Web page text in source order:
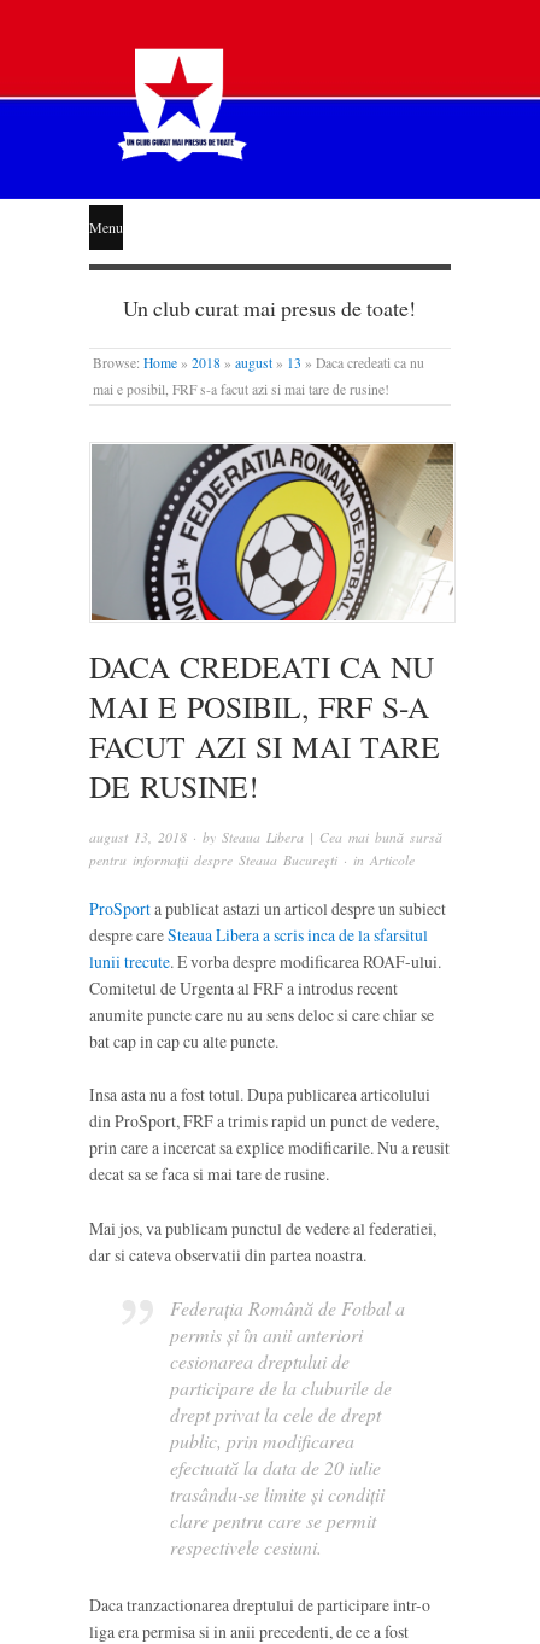
STEAUA
LIBERĂ
Menu
Un club curat mai presus de toate!
Browse: Home » 2018 » august » 13 » Daca credeati ca nu
mai e posibil, FRF s-a facut azi si mai tare de rusine!
DACA CREDEATI CA NU
MAI E POSIBIL, FRF S-A
FACUT AZI SI MAI TARE
DE RUSINE!
august 13, 2018 · by Steaua Libera | Cea mai bună sursă
pentru informații despre Steaua București · in Articole
ProSporta publicat astazi un articol despre un subiect
despre careSteaua Libera a scris inca de la sfarsitul
lunii trecute. E vorba despre modificarea ROAF-ului.
Comitetul de Urgenta al FRF a introdus recent
anumite puncte care nu au sens deloc si care chiar se
bat cap in cap cu alte puncte.
Insa asta nu a fost totul. Dupa publicarea articolului
din ProSport, FRF a trimis rapid un punct de vedere,
prin care a incercat sa explice modificarile. Nu a reusit
decat sa se faca si mai tare de rusine.
Mai jos, va publicam punctul de vedere al federatiei,
dar si cateva observatii din partea noastra.
Federaţia Română de Fotbal a
permis şi în anii anteriori
cesionarea dreptului de
participare de la cluburile de
drept privat la cele de drept
public, prin modificarea
efectuată la data de 20 iulie
trasându-se limite şi condiţii
clare pentru care se permit
respectivele cesiuni.
Daca tranzactionarea dreptului de participare intr-o
liga era permisa si in anii precedenti, de ce a fost